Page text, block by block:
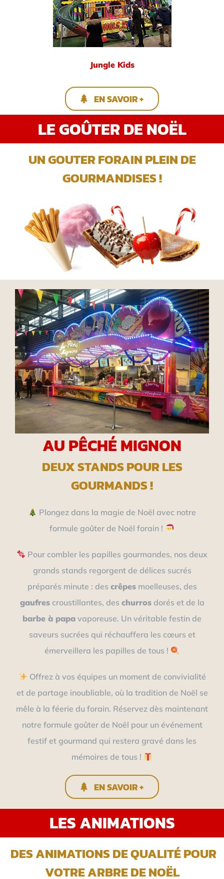
Jungle Kids
EN SAVOIR +
LE GOÛTER DE NOËL
UN GOUTER FORAIN PLEIN DE
GOURMANDISES !
AU PÊCHÉ MIGNON
DEUX STANDS POUR LES
GOURMANDS !
Plongez dans la magie de Noël avec notre
formule goûter de Noël forain !
Pour combler les papilles gourmandes, nos deux
grands stands regorgent de délices sucrés
préparés minute : des crêpesmoelleuses, des
gaufrescroustillantes, des churrosdorés et de la
barbe à papa vaporeuse. Un véritable festin de
saveurs sucrées qui réchauffera les cœurs et
émerveillera les papilles de tous !
Offrez à vos équipes un moment de convivialité
et de partage inoubliable, où la tradition de Noël se
mêle à la féerie du forain. Réservez dès maintenant
notre formule goûter de Noël pour un événement
festif et gourmand qui restera gravé dans les
mémoires de tous !
EN SAVOIR +
LES ANIMATIONS
DES ANIMATIONS DE QUALITÉ POUR
VOTRE ARBRE DE NOËL